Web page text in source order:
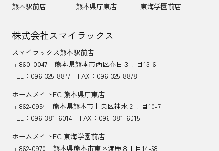
熊本駅前店 熊本県庁東店 東海学園前店
株式会社スマイラックス
スマイラックス熊本駅前店
〒860-0047
熊本県熊本市西区春日３丁目13-6
TEL： 096-325-8877
FAX：096-325-8878
ホームメイトFC 熊本県庁東店
〒862-0954
熊本県熊本市中央区神水２丁目10-7
TEL：096-381-6014
FAX：096-381-6015
ホームメイトFC 東海学園前店
〒862-0970
熊本県熊本市東区渡鹿８丁目14-58